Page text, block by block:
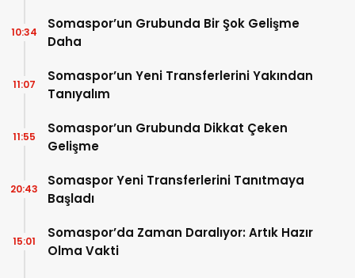
Somaspor’un Grubunda Bir Şok Gelişme
Daha
10:34
Somaspor’un Yeni Transferlerini Yakından
Tanıyalım
11:07
Somaspor’un Grubunda Dikkat Çeken
Gelişme
11:55
Somaspor Yeni Transferlerini Tanıtmaya
Başladı
20:43
Somaspor’da Zaman Daralıyor: Artık Hazır
Olma Vakti
15:01